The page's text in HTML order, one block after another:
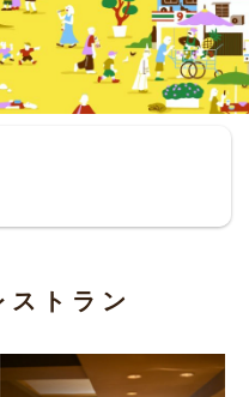
ストラン